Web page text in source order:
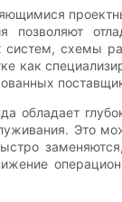
схемы
как
обладает
Это